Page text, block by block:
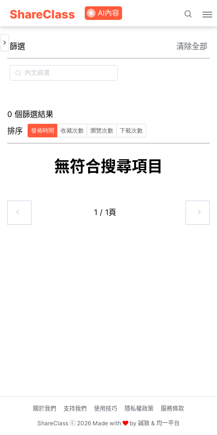
ShareClass
篩選 清除全部
0 個篩選結果
排序
發佈時間 收藏次數 瀏覽次數 下載次數
無符合搜尋項目
1 / 1頁
ShareClass ⓒ 2026 Made with by 誠致 & 均一平台
關於我們 支持我們 使用技巧 隱私權政策 服務條款